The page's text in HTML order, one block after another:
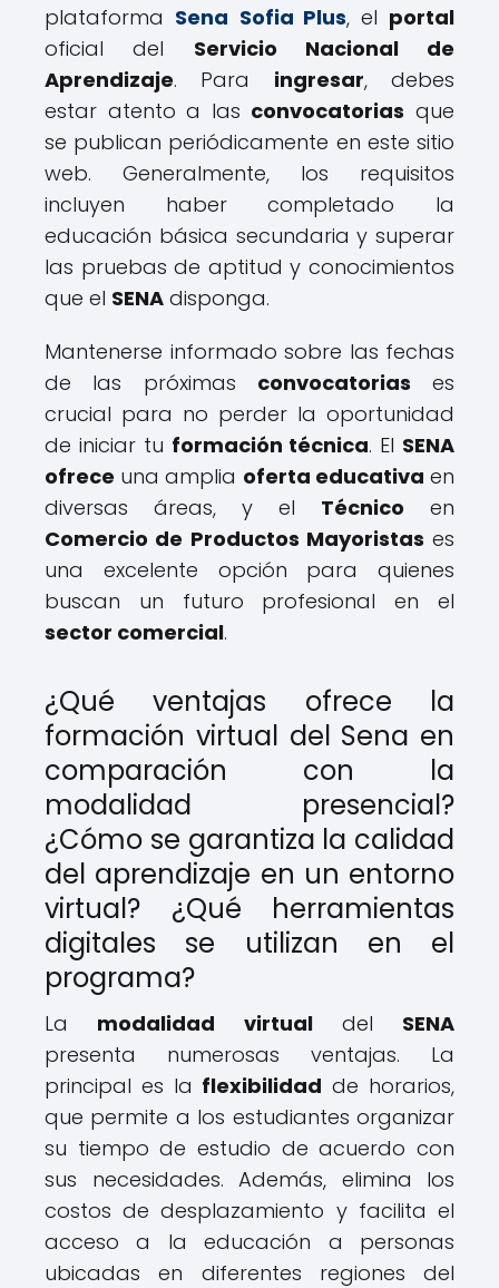
plataforma Sena Sofia Plus, el portal
oficial del Servicio Nacional de
Aprendizaje. Para ingresar, debes
estar atento a las convocatorias que
se publican periódicamente en este sitio
web. Generalmente, los requisitos
incluyen haber completado la
educación básica secundaria y superar
las pruebas de aptitud y conocimientos
que el SENA disponga.
Mantenerse informado sobre las fechas
de las próximas convocatorias es
crucial para no perder la oportunidad
de iniciar tu formación técnica. El SENA
ofrece una amplia oferta educativa en
diversas áreas, y el Técnico en
Comercio de Productos Mayoristas es
una excelente opción para quienes
buscan un futuro profesional en el
sector comercial.
¿Qué ventajas ofrece la
formación virtual del Sena en
comparación con la
modalidad presencial?
¿Cómo se garantiza la calidad
del aprendizaje en un entorno
virtual? ¿Qué herramientas
digitales se utilizan en el
programa?
La modalidad virtualdel SENA
presenta numerosas ventajas. La
principal es la flexibilidad de horarios,
que permite a los estudiantes organizar
su tiempo de estudio de acuerdo con
sus necesidades. Además, elimina los
costos de desplazamiento y facilita el
acceso a la educación a personas
ubicadas en diferentes regiones del